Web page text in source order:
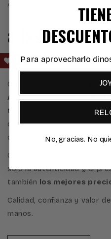
ACCESO EXCLUSIVO
a las mejores
mundo
Como miembros de la
Amberesy socios del
tenemos acceso directo a
que nos permite ofrecer
diamantes y piedras
Gracias a esta conexión
solo la autenticidad y el
también los mejores
Calidad, confianza y valor
manos.
Para aprovecharlo
No, gracias. No